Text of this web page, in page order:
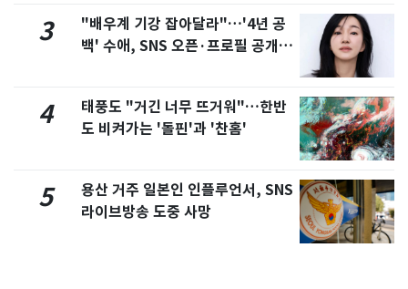
3
"배우계 기강 잡아달라"…'4년 공
백' 수애, SNS 오픈·프로필 공개
4
태풍도 "거긴 너무 뜨거워"…한반
도 비켜가는 '돌핀'과 '찬홈'
5
용산 거주 일본인 인플루언서, SNS
라이브방송 도중 사망